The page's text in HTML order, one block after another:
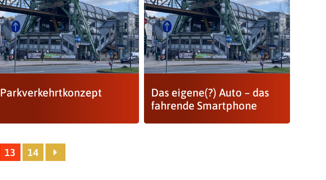
Parkverkehrtkonzept
Das eigene(?) Auto – das
fahrende Smartphone
13 14